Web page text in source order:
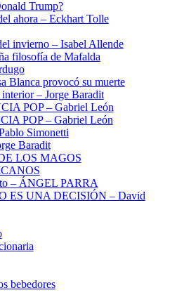
Trump?
ahora – Eckhart Tolle
invierno – Isabel Allende
filosofía de Mafalda
Blanca provocó su muerte
– Jorge Baradit
POP – Gabriel León
POP – Gabriel León
Simonetti
Baradit
LOS MAGOS
– ÁNGEL PARRA
ES UNA DECISIÓN – David
bebedores